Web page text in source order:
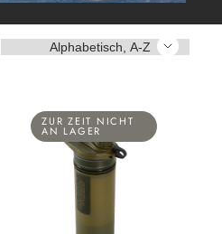
Sortieren
ZUR ZEIT NICHT
AN LAGER